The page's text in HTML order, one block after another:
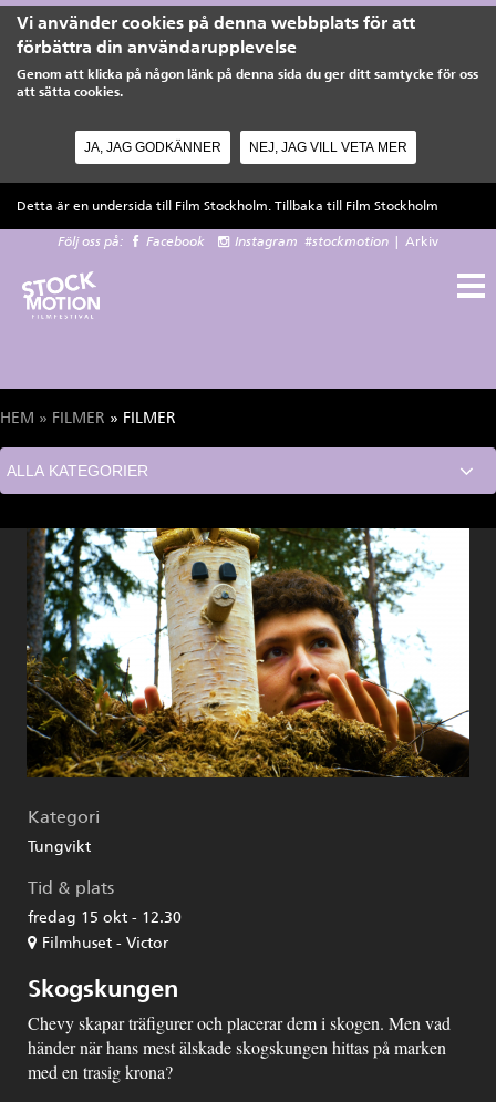
Vi använder cookies på denna webbplats för att
förbättra din användarupplevelse
Genom att klicka på någon länk på denna sida du ger ditt samtycke för oss
att sätta cookies.
JA, JAG GODKÄNNER NEJ, JAG VILL VETA MER
Detta är en undersida till Film Stockholm. Tillbaka till Film Stockholm
Följ oss på: Facebook Instagram #stockmotion Arkiv
Du är här
HEM » FILMER » FILMER
Kategori
Tungvikt
Tid & plats
fredag 15 okt - 12.30
Filmhuset - Victor
Skogskungen
Chevy skapar träfigurer och placerar dem i skogen. Men vad
händer när hans mest älskade skogskungen hittas på marken
med en trasig krona?